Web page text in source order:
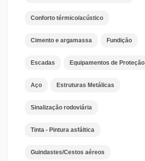
Conforto térmico/acústico
Cimento e argamassa Fundição
Escadas Equipamentos de Proteção
Aço Estruturas Metálicas
Sinalização rodoviária
Tinta - Pintura asfáltica
Guindastes/Cestos aéreos